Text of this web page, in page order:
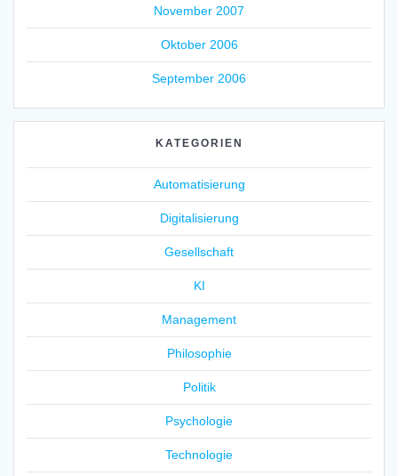
November 2007
Oktober 2006
September 2006
KATEGORIEN
Automatisierung
Digitalisierung
Gesellschaft
KI
Management
Philosophie
Politik
Psychologie
Technologie